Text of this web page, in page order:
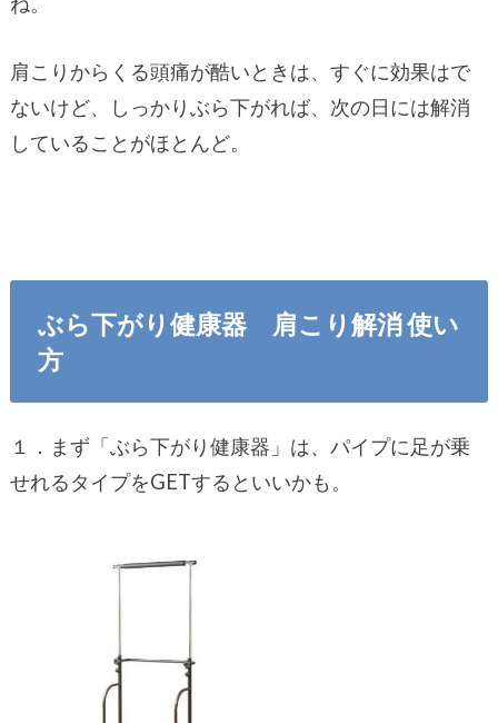
肩こりからくる頭痛が酷いときは、すぐに効果はで
ないけど、しっかりぶら下がれば、次の日には解消
していることがほとんど。
ぶら下がり健康器 肩こり解消 使い
方
１．まず「ぶら下がり健康器」は、パイプに足が乗
せれるタイプをGETするといいかも。